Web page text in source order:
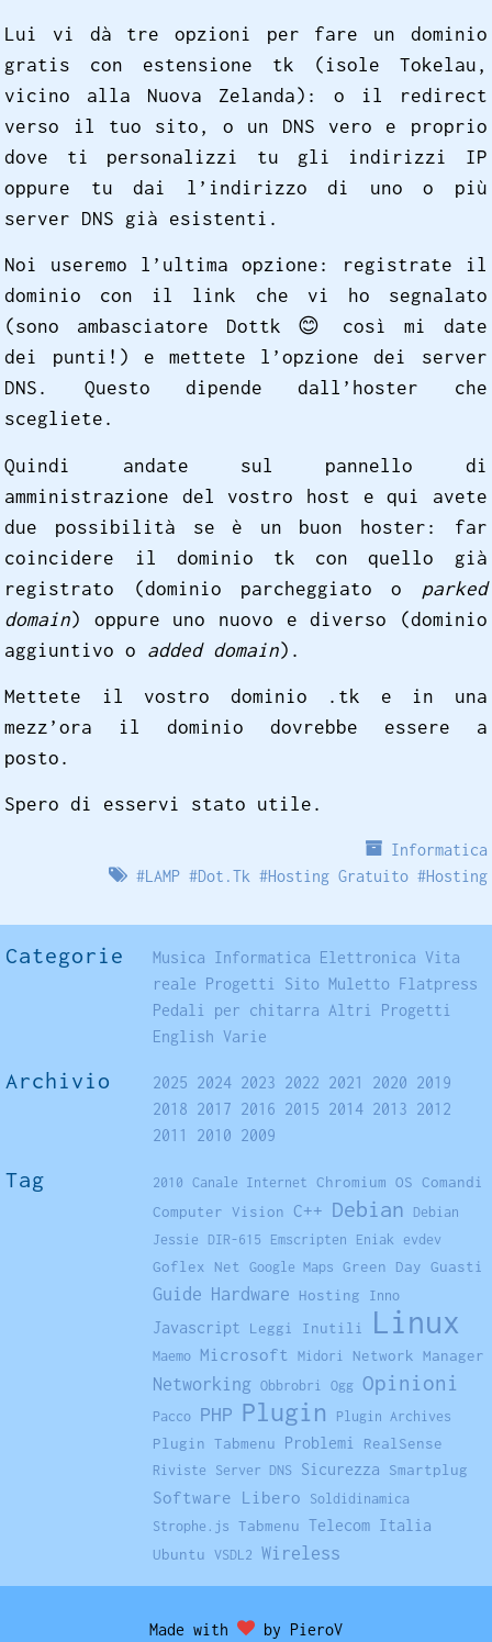
Lui vi dà tre opzioni per fare un dominio
gratis con estensione tk (isole Tokelau,
vicino alla Nuova Zelanda): o il redirect
verso il tuo sito, o un DNS vero e proprio
dove ti personalizzi tu gli indirizzi IP
oppure tu dai l’indirizzo di uno o più
server DNS già esistenti.
Noi useremo l’ultima opzione: registrate il
dominio con il link che vi ho segnalato
(sono ambasciatore Dottk 😊
così mi date
dei punti!) e mettete l’opzione dei server
DNS. Questo dipende dall’hoster che
scegliete.
Quindi andate sul pannello di
amministrazione del vostro host e qui avete
due possibilità se è un buon hoster: far
coincidere il dominio tk con quello già
registrato (dominio parcheggiato o parked
domain) oppure uno nuovo e diverso (dominio
aggiuntivo o added domain).
Mettete il vostro dominio .tk e in una
mezz’ora il dominio dovrebbe essere a
posto.
Spero di esservi stato utile.
Informatica
#LAMP#Dot.Tk #Hosting Gratuito#Hosting
Categorie Musica Informatica Elettronica Vita
reale Progetti Sito Muletto Flatpress
Pedali per chitarra Altri Progetti
English Varie
Archivio 2025 2024 2023 2022 2021 2020 2019
2018 2017 2016 2015 2014 2013 2012
2011
2010 2009
Tag 2010 Canale Internet Chromium OS Comandi
Computer Vision
C++ Debian
Debian
Jessie
DIR-615 Emscripten Eniak evdev
Goflex Net Google Maps Green Day Guasti
Guide Hardware Hosting Inno
Javascript Leggi Inutili Linux
Maemo Microsoft Midori Network Manager
Networking Obbrobri Ogg Opinioni
Pacco PHP Plugin Plugin Archives
Plugin Tabmenu Problemi RealSense
Riviste Server DNS Sicurezza Smartplug
Software Libero
Soldidinamica
Strophe.js Tabmenu Telecom Italia
Ubuntu VSDL2 Wireless
Made with by PieroV